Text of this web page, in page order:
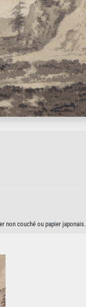
non couché ou papier japonais.